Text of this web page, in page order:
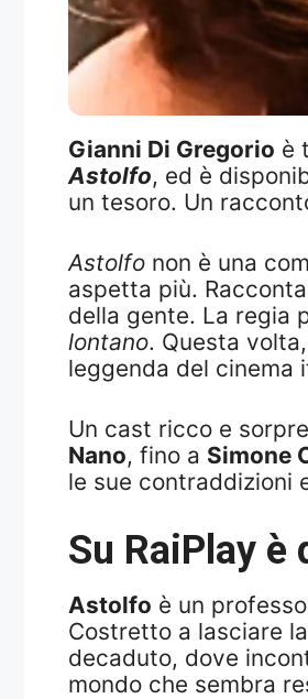
Gianni Di Gregorio è
Astolfo, ed è
un tesoro. Un
Astolfo non è una
aspetta più.
della gente. La regia
lontano. Questa
leggenda del cinema
Un cast ricco e
Nano, fino a Simone
le sue contraddizioni
Su RaiPlay è
Astolfo è un
Costretto a lasciare
decaduto, dove
mondo che sembra